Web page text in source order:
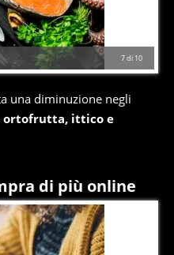
7di 10
una diminuzione negli
ortofrutta, ittico e
di più online